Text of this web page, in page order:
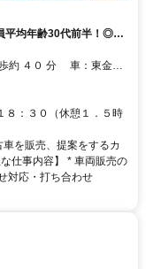
均年齢30代前半！◎希
８：３０（休憩１．５時
を販売、提案をするカ
仕事内容】 * 車両販売の
対応・打ち合わせ